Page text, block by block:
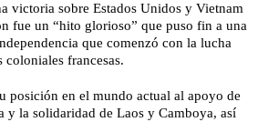
victoria sobre Estados Unidos y Vietnam
fue un “hito glorioso” que puso fin a una
que comenzó con la lucha
coloniales francesas.
posición en el mundo actual al apoyo de
y la solidaridad de Laos y Camboya, así